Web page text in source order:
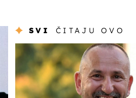
SVI ČITAJU OVO